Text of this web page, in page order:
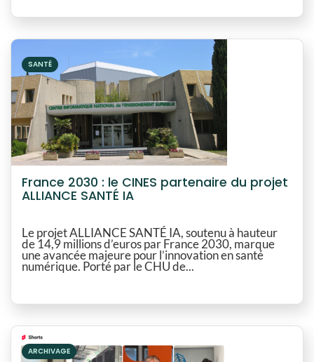
SANTÉ
France 2030 : le CINES partenaire du projet
ALLIANCE SANTÉ IA
Le projet ALLIANCE SANTÉ IA, soutenu à hauteur
de 14,9 millions d’euros par France 2030, marque
une avancée majeure pour l’innovation en santé
numérique. Porté par le CHU de...
ARCHIVAGE